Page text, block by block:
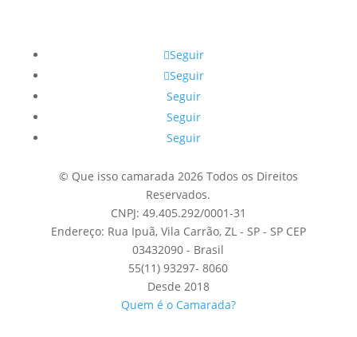
Seguir
Seguir
Seguir
Seguir
Seguir
© Que isso camarada 2026 Todos os Direitos
Reservados.
CNPJ: 49.405.292/0001-31
Endereço: Rua Ipuã, Vila Carrão, ZL - SP - SP CEP
03432090 - Brasil
55(11) 93297- 8060
Desde 2018
Quem é o Camarada?